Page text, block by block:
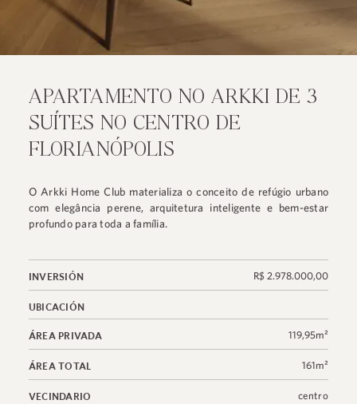
APARTAMENTO NO ARKKI DE 3
SUÍTES NO CENTRO DE
FLORIANÓPOLIS
O Arkki Home Club materializa o conceito de refúgio urbano
com elegância perene, arquitetura inteligente e bem-estar
profundo para toda a família.
INVERSIÓN R$ 2.978.000,00
UBICACIÓN
ÁREA PRIVADA 119,95m²
ÁREA TOTAL 161m²
VECINDARIO centro